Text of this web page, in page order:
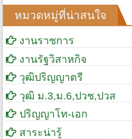
หมวดหมู่ที่น่าสนใจ
งานราชการ
งานรัฐวิสาหกิจ
วุฒิปริญญาตรี
วุฒิ ม.3,ม.6,ปวช,ปวส
ปริญญาโท-เอก
สาระน่ารู้